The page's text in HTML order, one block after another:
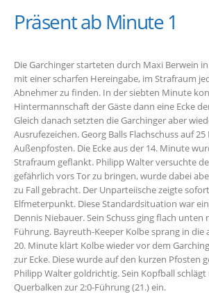
Präsent ab Minute 1
Die Garchinger starteten durch Maxi Berwein
mit einer scharfen Hereingabe, im Strafraum
Abnehmer zu finden. In der siebten Minute
Hintermannschaft der Gäste dann eine Ecke
Gleich danach setzten die Garchinger aber
Ausrufezeichen. Georg Balls Flachschuss auf
Außenpfosten. Die Ecke aus der 14. Minute
Strafraum geflankt. Philipp Walter versuchte
gefährlich vors Tor zu bringen, wurde dabei
zu Fall gebracht. Der Unparteiische zeigte
Elfmeterpunkt. Diese Standardsituation war
Dennis Niebauer. Sein Schuss ging flach unten
Führung. Bayreuth-Keeper Kolbe sprang in die
20. Minute klärt Kolbe wieder vor dem
zur Ecke. Diese wurde auf den kurzen Pfosten
Philipp Walter goldrichtig. Sein Kopfball
Querbalken zur 2:0-Führung (21.) ein.